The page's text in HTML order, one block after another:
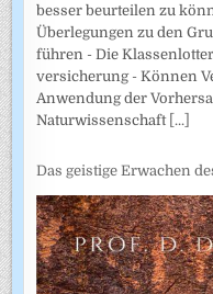
besser beurteilen zu
Überlegungen zu den
führen - Die
versicherung - Können
Anwendung der
Naturwissenschaft [...]
Das geistige Erwachen